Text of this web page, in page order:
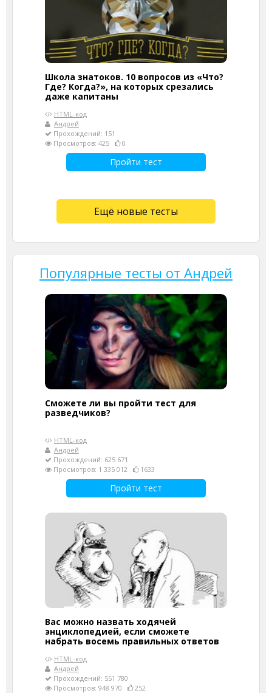
Школа знатоков. 10 вопросов из «Что?
Где? Когда?», на которых срезались
даже капитаны
HTML-код
Андрей
Прохождений: 151
Просмотров: 425
0
Пройти тест
Ещё новые тесты
Популярные тесты от Андрей
Сможете ли вы пройти тест для
разведчиков?
HTML-код
Андрей
Прохождений: 625 671
Просмотров: 1 335 012
1633
Пройти тест
Вас можно назвать ходячей
энциклопедией, если сможете
набрать восемь правильных ответов
HTML-код
Андрей
Прохождений: 551 780
Просмотров: 948 970
252